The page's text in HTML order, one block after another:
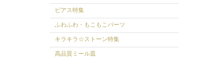
ピアス特集
ふわふわ・もこもこパーツ
キラキラ☆ストーン特集
高品質ミール皿